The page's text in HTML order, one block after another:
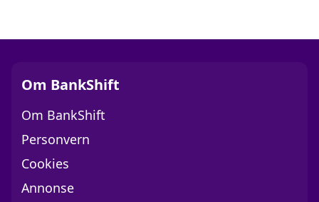
Om BankShift
Om BankShift
Personvern
Cookies
Annonse